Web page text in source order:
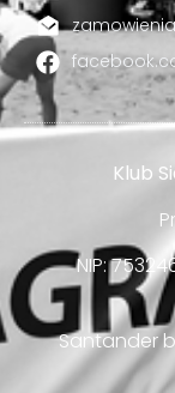
Klub
NIP:
Santander